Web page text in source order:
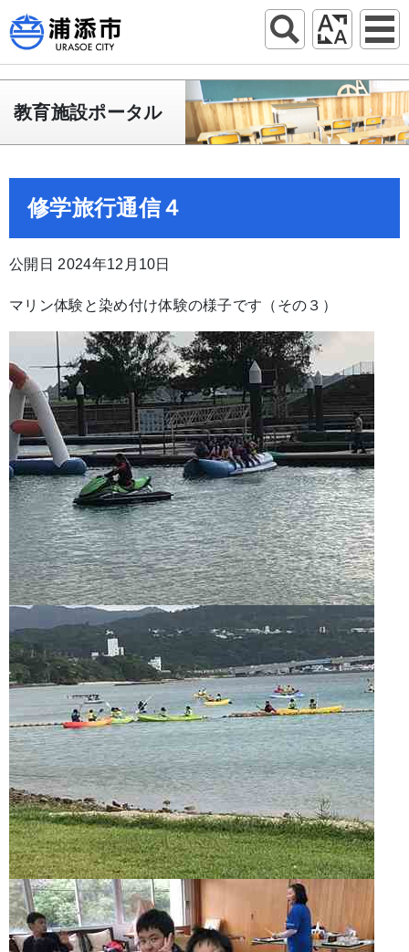
教育施設ポータル
修学旅行通信４
公開日 2024年12月10日
マリン体験と染め付け体験の様子です（その３）